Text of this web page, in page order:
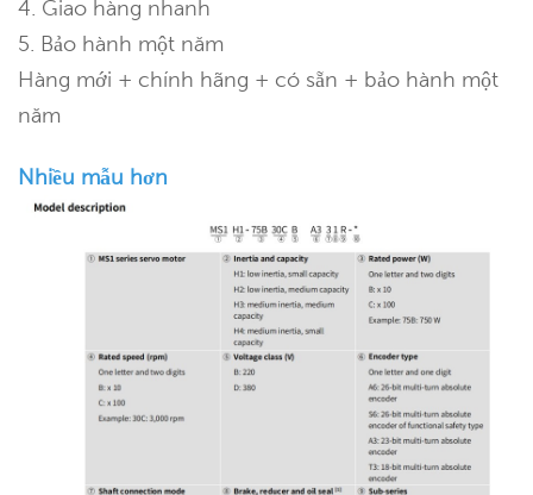
4. Giao hàng nhanh
5. Bảo hành một năm
Hàng mới + chính hãng + có sẵn + bảo hành một
năm
Nhiều mẫu hơn